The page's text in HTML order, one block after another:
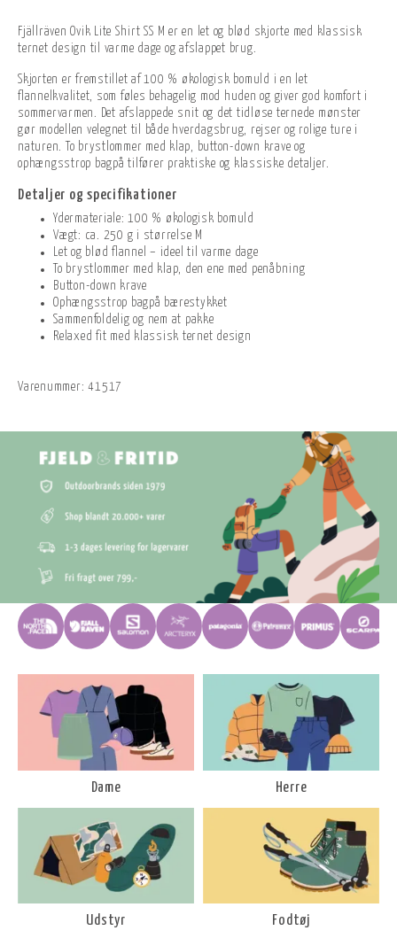
Fjällräven Övik Lite Shirt SS M er en let og blød skjorte med klassisk
ternet design til varme dage og afslappet brug.
Skjorten er fremstillet af 100 % økologisk bomuld i en let
flannelkvalitet, som føles behagelig mod huden og giver god komfort i
sommervarmen. Det afslappede snit og det tidløse ternede mønster
gør modellen velegnet til både hverdagsbrug, rejser og rolige ture i
naturen. To brystlommer med klap, button-down krave og
ophængsstrop bagpå tilfører praktiske og klassiske detaljer.
Detaljer og specifikationer
Ydermateriale: 100 % økologisk bomuld
Vægt: ca. 250 g i størrelse M
Let og blød flannel – ideel til varme dage
To brystlommer med klap, den ene med penåbning
Button-down krave
Ophængsstrop bagpå bærestykket
Sammenfoldelig og nem at pakke
Relaxed fit med klassisk ternet design
Varenummer: 41517
Dame Herre
Udstyr Fodtøj